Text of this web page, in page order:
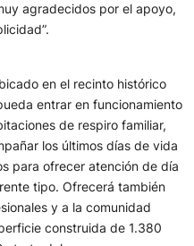
agradecidos por el apoyo,
en el recinto histórico
entrar en funcionamiento
de respiro familiar,
los últimos días de vida
para ofrecer atención de día
tipo. Ofrecerá también
y a la comunidad
construida de 1.380